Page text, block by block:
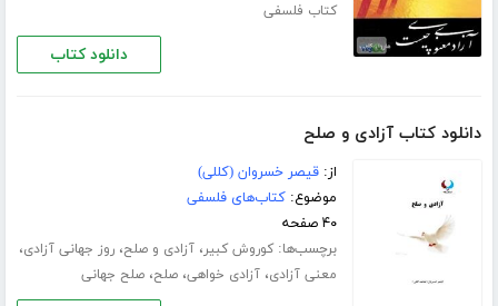
کتاب فلسفی
دانلود کتاب
دانلود کتاب آزادی و صلح
از:قیصر خسروان (کللی)
موضوع:کتاب‌های فلسفی
۴۰ صفحه
برچسب‌ها:کوروش کبیر،آزادی و صلح،روز جهانی آزادی،
معنی آزادی،آزادی خواهی،صلح،صلح جهانی